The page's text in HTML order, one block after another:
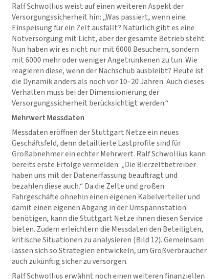
Ralf Schwollius weist auf einen weiteren Aspekt der
Versorgungssicherheit hin: „Was passiert, wenn eine
Einspeisung für ein Zelt ausfällt? Natürlich gibt es eine
Notversorgung mit Licht, aber der gesamte Betrieb steht.
Nun haben wir es nicht nur mit 6000 Besuchern, sondern
mit 6000 mehr oder weniger Angetrunkenen zu tun. Wie
reagieren diese, wenn der Nachschub ausbleibt? Heute ist
die Dynamik anders als noch vor 10–20 Jahren. Auch dieses
Verhalten muss bei der Dimensionierung der
Versorgungssicherheit berücksichtigt werden.“
Mehrwert Messdaten
Messdaten eröffnen der Stuttgart Netze ein neues
Geschäftsfeld, denn detaillierte Lastprofile sind für
Großabnehmer ein echter Mehrwert. Ralf Schwollius kann
bereits erste Erfolge vermelden: „Die Bierzeltbetreiber
haben uns mit der Datenerfassung beauftragt und
bezahlen diese auch.“ Da die Zelte und großen
Fahrgeschäfte ohnehin einen eigenen Kabelverteiler und
damit einen eigenen Abgang in der Umspannstation
benötigen, kann die Stuttgart Netze ihnen diesen Service
bieten. Zudem erleichtern die Messdaten den Beteiligten,
kritische Situationen zu analysieren (Bild 12). Gemeinsam
lassen sich so Strategien entwickeln, um Großverbraucher
auch zukünftig sicher zu versorgen.
Ralf Schwollius erwähnt noch einen weiteren finanziellen